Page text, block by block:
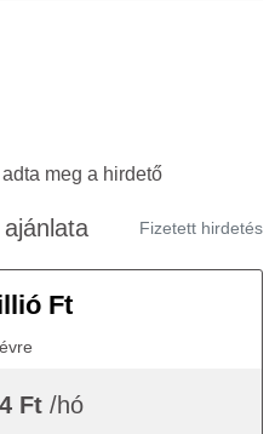
adta meg a hirdető
Fizetett hirdetés
Ft
Ft /hó